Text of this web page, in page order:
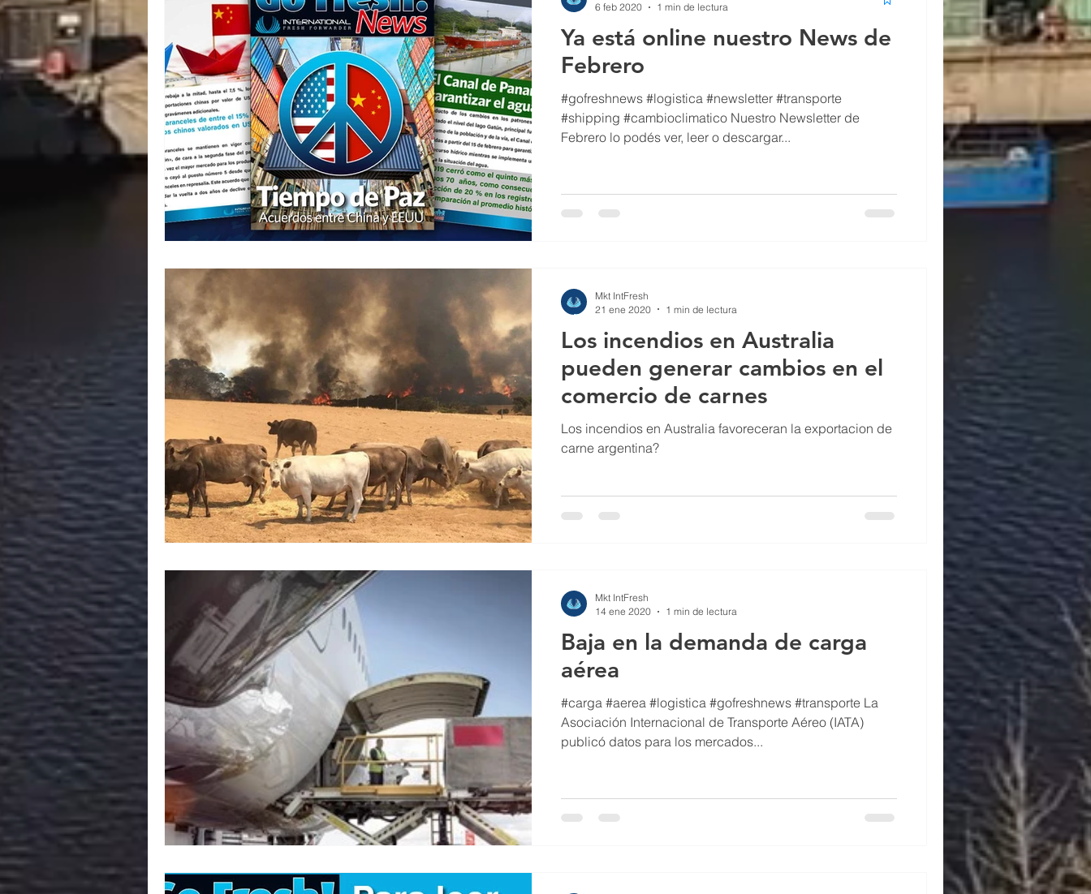
Ya está online nuestro News de
Febrero
#gofreshnews #logistica #newsletter #transporte
#shipping #cambioclimatico Nuestro Newsletter de
Febrero lo podés ver, leer o descargar...
6 feb 2020
1 min de lectura
Los incendios en Australia
pueden generar cambios en el
comercio de carnes
Los incendios en Australia favoreceran la exportacion de
carne argentina?
Mkt IntFresh
21 ene 2020
1 min de lectura
Baja en la demanda de carga
aérea
#carga #aerea #logistica #gofreshnews #transporte La
Asociación Internacional de Transporte Aéreo (IATA)
publicó datos para los mercados...
Mkt IntFresh
14 ene 2020
1 min de lectura